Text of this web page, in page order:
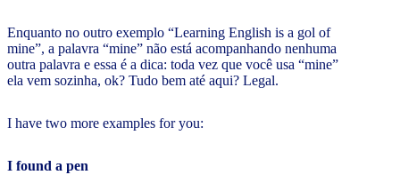
Enquanto no outro exemplo “Learning English is a gol of
mine”, a palavra “mine” não está acompanhando nenhuma
outra palavra e essa é a dica: toda vez que você usa “mine”
ela vem sozinha, ok? Tudo bem até aqui? Legal.
I have two more examples for you:
I found a pen